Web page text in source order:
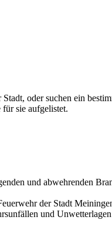
oder suchen ein
sie aufgelistet.
und abwehrenden
der Stadt
und